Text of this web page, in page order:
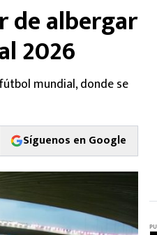
Ramos
Giakoumakis
Jardine
Boxeo
Béisbol
NBA
de albergar
2026
mundial, donde se
Síguenos en Google